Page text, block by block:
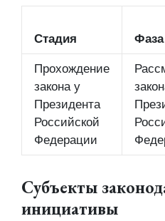
Стадия Фаза
Прохождение
закона у
Президента
Российской
Федерации
Субъекты
инициативы